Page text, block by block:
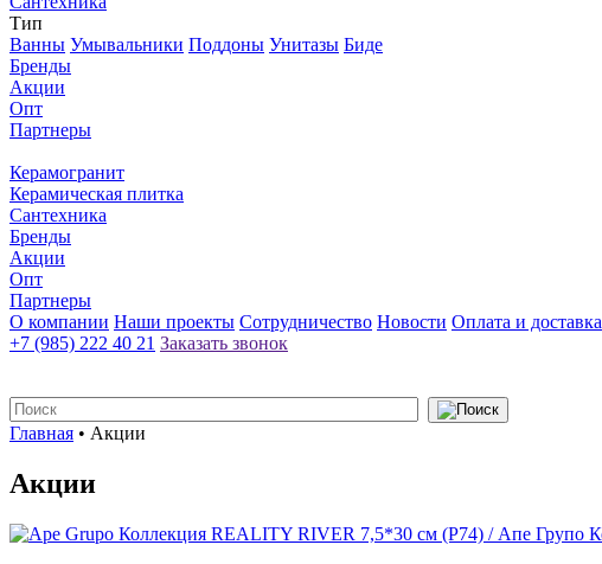
Тип
Ванны Умывальники Поддоны Унитазы Биде
Бренды
Акции
Опт
Партнеры
Керамогранит
Керамическая плитка
Сантехника
Бренды
Акции
Опт
Партнеры
О компании Наши проекты Сотрудничество Новости Оплата и доставка
+7 (985) 222 40 21 Заказать звонок
Главная • Акции
Акции